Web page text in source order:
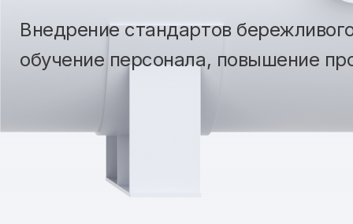
Внедрение стандартов
обучение персонала, повышение